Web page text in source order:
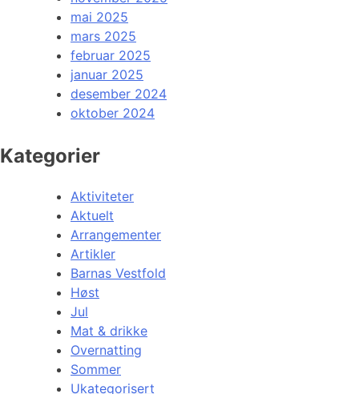
mai 2025
mars 2025
februar 2025
januar 2025
desember 2024
oktober 2024
Kategorier
Aktiviteter
Aktuelt
Arrangementer
Artikler
Barnas Vestfold
Høst
Jul
Mat & drikke
Overnatting
Sommer
Ukategorisert